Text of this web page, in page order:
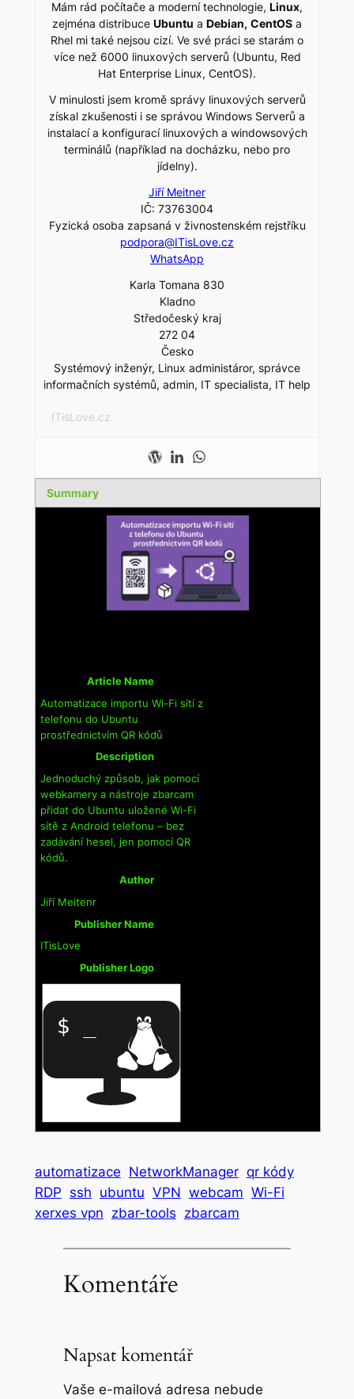
Mám rád počítače a moderní technologie, Linux,
zejména distribuce Ubuntu a Debian, CentOS a
Rhel mi také nejsou cizí. Ve své práci se starám o
více než 6000 linuxových serverů (Ubuntu, Red
Hat Enterprise Linux, CentOS).
V minulosti jsem kromě správy linuxových serverů
získal zkušenosti i se správou Windows Serverů a
instalací a konfigurací linuxových a windowsových
terminálů (například na docházku, nebo pro
jídelny).
Jiří Meitner
IČ: 73763004
Fyzická osoba zapsaná v živnostenském rejstříku
podpora@ITisLove.cz
WhatsApp
Karla Tomana 830
Kladno
Středočeský kraj
272 04
Česko
Systémový inženýr, Linux administáror, správce
informačních systémů, admin, IT specialista, IT help
ITisLove.cz
Summary
Article Name
Automatizace importu Wi-Fi sítí z
telefonu do Ubuntu
prostřednictvím QR kódů
Description
Jednoduchý způsob, jak pomocí
webkamery a nástroje zbarcam
přidat do Ubuntu uložené Wi-Fi
sítě z Android telefonu – bez
zadávání hesel, jen pomocí QR
kódů.
Author
Jiří Meitenr
Publisher Name
ITisLove
Publisher Logo
automatizace NetworkManager qr kódy
RDP ssh ubuntu VPN webcam Wi-Fi
xerxes vpn zbar-tools zbarcam
Komentáře
Napsat komentář
Vaše e-mailová adresa nebude